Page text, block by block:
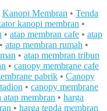
Kanopi Membran • Tenda
kanopi membran •
• atap membran cafe • atap
• atap membran rumah •
• atap membran tribun
• canopy membrane cafe
pabrik • Canopy
• canopy membrane
atap membran • harga
• harga tenda membran